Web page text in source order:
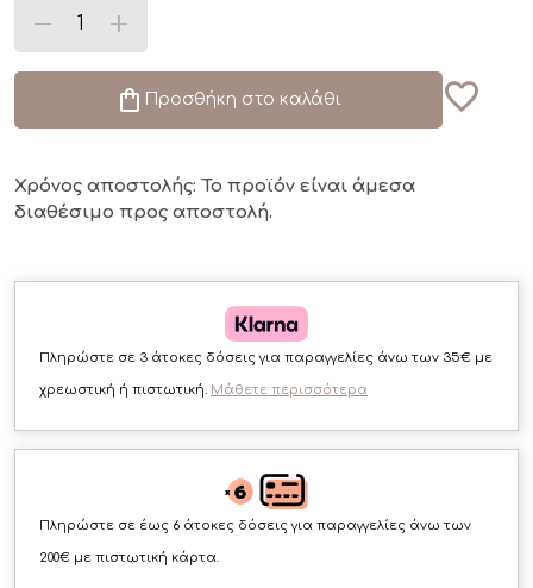
Προσθήκη στο καλάθι
Χρόνος αποστολής: Το προϊόν είναι άμεσα
διαθέσιμο προς αποστολή.
Πληρώστε σε 3 άτοκες δόσεις για παραγγελίες άνω των 35€ με
χρεωστική ή πιστωτική. Μάθετε περισσότερα
Πληρώστε σε έως 6 άτοκες δόσεις για παραγγελίες άνω των
200€ με πιστωτική κάρτα.